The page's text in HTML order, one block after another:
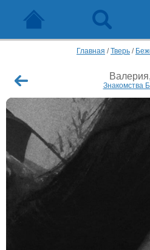
Главная /Тверь /
Знакомства